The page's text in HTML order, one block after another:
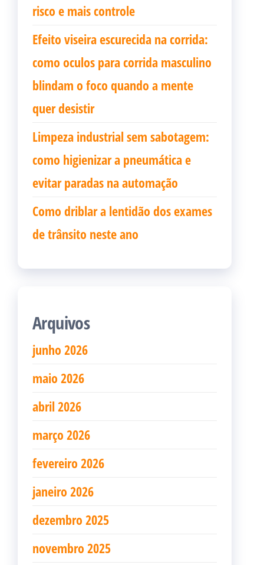
risco e mais controle
Efeito viseira escurecida na corrida:
como oculos para corrida masculino
blindam o foco quando a mente
quer desistir
Limpeza industrial sem sabotagem:
como higienizar a pneumática e
evitar paradas na automação
Como driblar a lentidão dos exames
de trânsito neste ano
Arquivos
junho 2026
maio 2026
abril 2026
março 2026
fevereiro 2026
janeiro 2026
dezembro 2025
novembro 2025